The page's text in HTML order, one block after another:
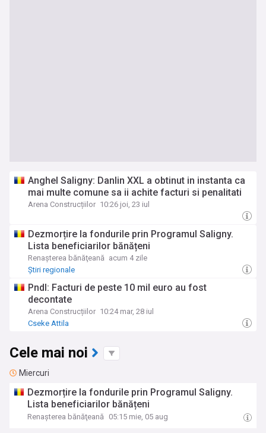
Anghel Saligny: Danlin XXL a obtinut in instanta ca
mai multe comune sa ii achite facturi si penalitati
Arena Construcțiilor 10:26 joi, 23 iul
Dezmorțire la fondurile prin Programul Saligny.
Lista beneficiarilor bănățeni
Renaşterea bănăţeană acum 4 zile
Știri regionale
Pndl: Facturi de peste 10 mil euro au fost
decontate
Arena Construcțiilor 10:24 mar, 28 iul
Cseke Attila
Cele mai noi
Miercuri
Dezmorțire la fondurile prin Programul Saligny.
Lista beneficiarilor bănățeni
Renaşterea bănăţeană 05:15 mie, 05 aug